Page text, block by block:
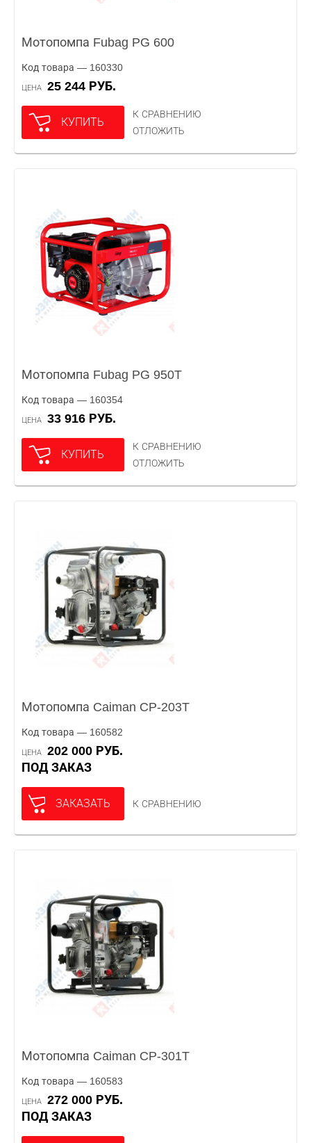
Мотопомпа Fubag PG 600
Код товара — 160330
ЦЕНА 25 244 РУБ.
КУПИТЬ
К СРАВНЕНИЮ
ОТЛОЖИТЬ
Мотопомпа Fubag PG 950T
Код товара — 160354
ЦЕНА 33 916 РУБ.
КУПИТЬ
К СРАВНЕНИЮ
ОТЛОЖИТЬ
Мотопомпа Caiman CP-203T
Код товара — 160582
ЦЕНА
202 000 РУБ.
ПОД ЗАКАЗ
ЗАКАЗАТЬ К СРАВНЕНИЮ
Мотопомпа Caiman CP-301T
Код товара — 160583
ЦЕНА
272 000 РУБ.
ПОД ЗАКАЗ